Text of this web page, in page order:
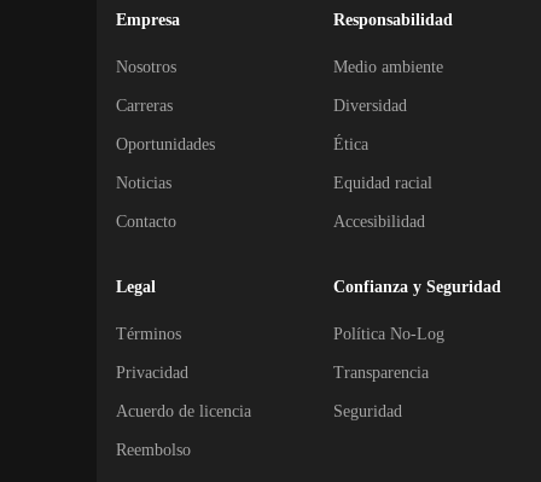
Empresa
Nosotros
Carreras
Oportunidades
Noticias
Contacto
Responsabilidad
Medio ambiente
Diversidad
Ética
Equidad racial
Accesibilidad
Legal
Términos
Privacidad
Acuerdo de licencia
Reembolso
Confianza y Seguridad
Política No-Log
Transparencia
Seguridad